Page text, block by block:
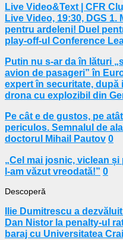
Live Video&Text | CFR
Live Video, 19:30, DGS 1.
pentru ardeleni! Duel
play-off-ul Conference
Putin nu s-ar da în lături
avion de pasageri” în
expert în securitate, după
drona cu explozibil din
Pe cât e de gustos, pe
periculos. Semnalul de
doctorul Mihail Pautov 0
„Cel mai josnic, viclean și
l-am văzut vreodată!” 0
Descoperă
Ilie Dumitrescu a
Dan Nistor la penalty-ul
baraj cu Universitatea